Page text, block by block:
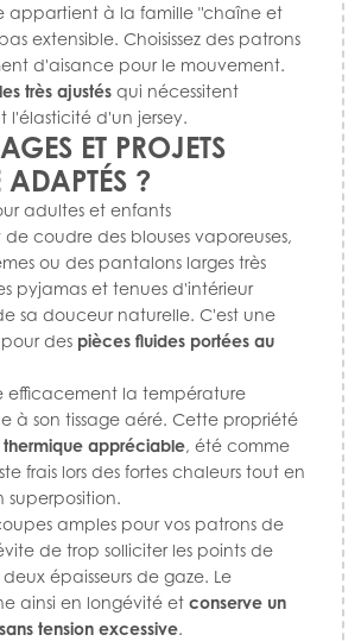
appartient à la famille "chaîne et
extensible. Choisissez des patrons
d'aisance pour le mouvement.
très ajustés qui nécessitent
l'élasticité d'un jersey.
ET PROJETS
ADAPTÉS ?
adultes et enfants
de coudre des blouses vaporeuses,
ou des pantalons larges très
pyjamas et tenues d'intérieur
sa douceur naturelle. C'est une
des pièces fluides portées au
efficacement la température
à son tissage aéré. Cette propriété
appréciable, été comme
frais lors des fortes chaleurs tout en
superposition.
amples pour vos patrons de
de trop solliciter les points de
épaisseurs de gaze. Le
ainsi en longévité et conserve un
tension excessive.